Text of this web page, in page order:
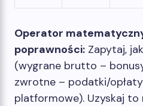
Operator
poprawności: Zapytaj,
(wygrane brutto –
zwrotne – podatki/
platformowe). Uzyskaj to